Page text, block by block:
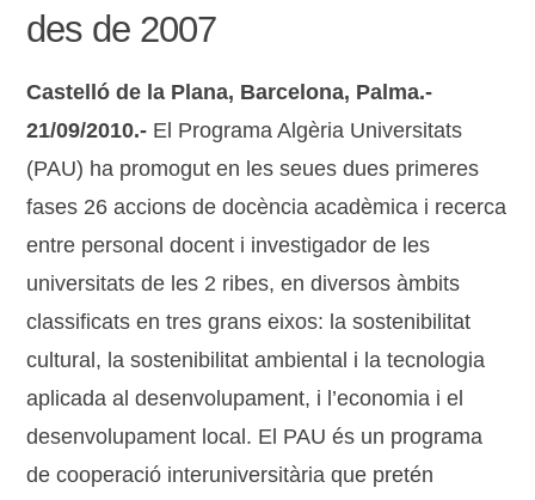
des de 2007
Castelló de la Plana, Barcelona, Palma.-
21/09/2010.- El Programa Algèria Universitats
(PAU) ha promogut en les seues dues primeres
fases 26 accions de docència acadèmica i recerca
entre personal docent i investigador de les
universitats de les 2 ribes, en diversos àmbits
classificats en tres grans eixos: la sostenibilitat
cultural, la sostenibilitat ambiental i la tecnologia
aplicada al desenvolupament, i l’economia i el
desenvolupament local. El PAU és un programa
de cooperació interuniversitària que pretén